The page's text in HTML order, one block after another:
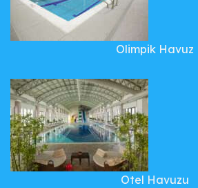
Olimpik Havuz
Otel Havuzu